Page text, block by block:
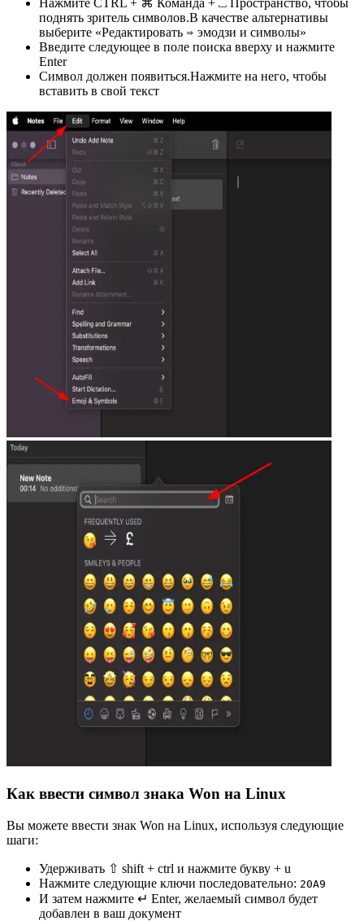
Нажмите CTRL + ⌘ Команда + ⎵ Пространство, чтобы
поднять зритель символов.В качестве альтернативы
выберите «Редактировать ⇒ эмодзи и символы»
Введите следующее в поле поиска вверху и нажмите
Enter
Символ должен появиться.Нажмите на него, чтобы
вставить в свой текст
Как ввести символ знака Won на Linux
Вы можете ввести знак Won на Linux, используя следующие
шаги:
Удерживать ⇧ shift + ctrl и нажмите букву + u
Нажмите следующие ключи последовательно: 20A9
И затем нажмите ↵ Enter, желаемый символ будет
добавлен в ваш документ